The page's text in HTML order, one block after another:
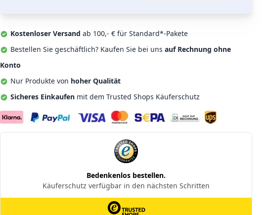
Kostenloser Versand ab 100,- € für Standard*-Pakete
Bestellen Sie geschäftlich? Kaufen Sie bei uns auf Rechnung ohne
Konto
Nur Produkte von hoher Qualität
Sicheres Einkaufen mit dem Trusted Shops Käuferschutz